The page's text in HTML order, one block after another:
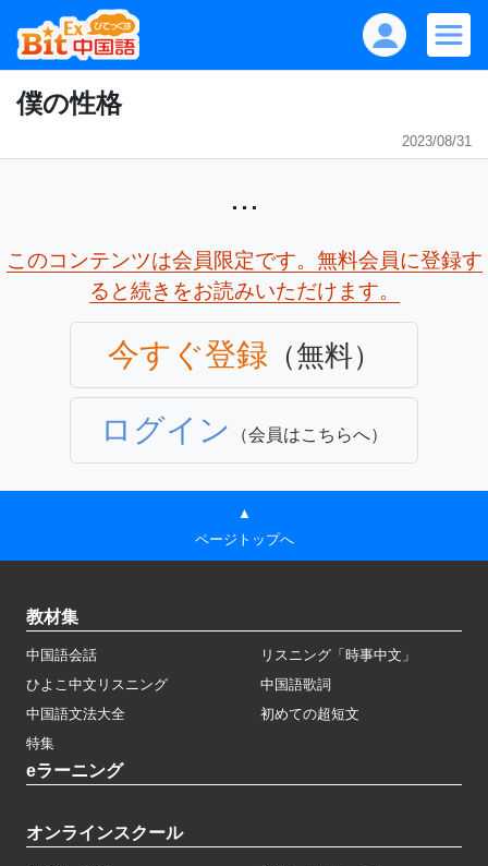
僕の性格
2023/08/31
...
このコンテンツは会員限定です。無料会員に登録す
ると続きをお読みいただけます。
今すぐ登録 （無料）
ログイン （会員はこちらへ）
▲
ページトップへ
教材集
中国語会話
リスニング「時事中文」
ひよこ中文リスニング
中国語歌詞
中国語文法大全
初めての超短文
特集
eラーニング
オンラインスクール